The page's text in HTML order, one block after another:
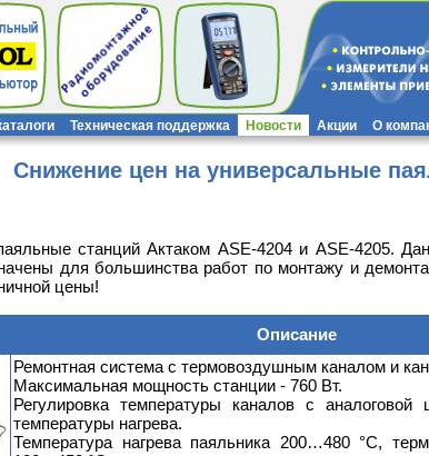
Техническая поддержка Новости Акции О
Снижение цен на универсальные
станций Актаком ASE-4204 и ASE-4205.
для большинства работ по монтажу и
цены!
Описание
Ремонтная система с термовоздушным каналом и
Максимальная мощность станции - 760 Вт.
Регулировка температуры каналов с аналоговой
температуры нагрева.
Температура нагрева паяльника 200…480 °C,